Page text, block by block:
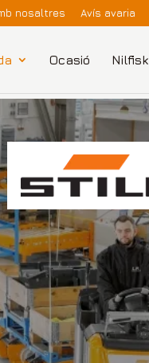
nosaltres Avís avaria
Ocasió Nilfisk